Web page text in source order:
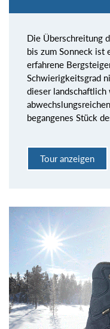
Die Überschreitung
bis zum Sonneck ist
erfahrene
Schwierigkeitsgrad
dieser landschaftlich
begangenes Stück
Tour anzeigen